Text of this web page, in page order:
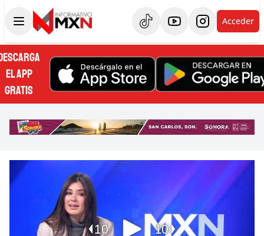
Acceder
EL APP
GRATIS